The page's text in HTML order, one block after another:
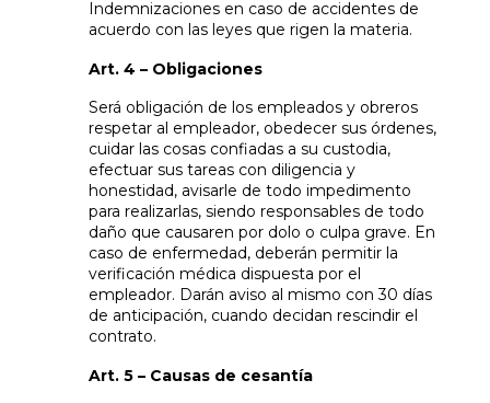
Indemnizaciones en caso de accidentes de
acuerdo con las leyes que rigen la materia.
Art. 4 – Obligaciones
Será obligación de los empleados y obreros
respetar al empleador, obedecer sus órdenes,
cuidar las cosas confiadas a su custodia,
efectuar sus tareas con diligencia y
honestidad, avisarle de todo impedimento
para realizarlas, siendo responsables de todo
daño que causaren por dolo o culpa grave. En
caso de enfermedad, deberán permitir la
verificación médica dispuesta por el
empleador. Darán aviso al mismo con 30 días
de anticipación, cuando decidan rescindir el
contrato.
Art. 5 – Causas de cesantía